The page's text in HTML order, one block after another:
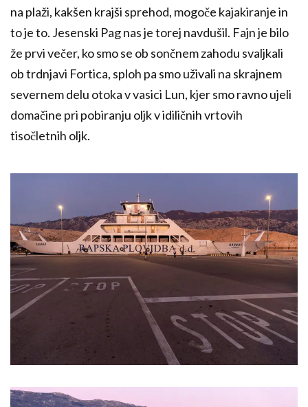
na plaži, kakšen krajši sprehod, mogoče kajakiranje in
to je to. Jesenski Pag nas je torej navdušil. Fajn je bilo
že prvi večer, ko smo se ob sončnem zahodu svaljkali
ob trdnjavi Fortica, sploh pa smo uživali na skrajnem
severnem delu otoka v vasici Lun, kjer smo ravno ujeli
domačine pri pobiranju oljk v idiličnih vrtovih
tisočletnih oljk.